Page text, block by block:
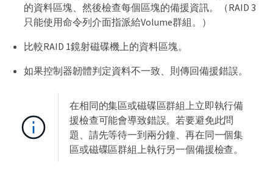
的資料區塊、然後檢查每個區塊的備援資訊。（RAID 3
只能使用命令列介面指派給Volume群組。）
比較RAID 1鏡射磁碟機上的資料區塊。
如果控制器韌體判定資料不一致、則傳回備援錯誤。
在相同的集區或磁碟區群組上立即執行備
援檢查可能會導致錯誤。若要避免此問
題、請先等待一到兩分鐘、再在同一個集
區或磁碟區群組上執行另一個備援檢查。